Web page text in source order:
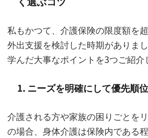
私もかつて、介護保険の限度額を
外出支援を検討した時期がありま
学んだ大事なポイントを3つご紹介
1. ニーズを明確にして優先順
介護される方や家族の困りごとを
の場合、身体介護は保険内である